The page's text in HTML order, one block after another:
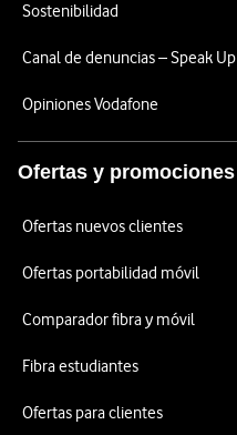
Sostenibilidad
Canal de denuncias – Speak Up
Opiniones Vodafone
Ofertas y promociones
Ofertas nuevos clientes
Ofertas portabilidad móvil
Comparador fibra y móvil
Fibra estudiantes
Ofertas para clientes